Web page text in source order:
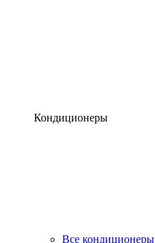
Кондиционеры
Все кондиционеры